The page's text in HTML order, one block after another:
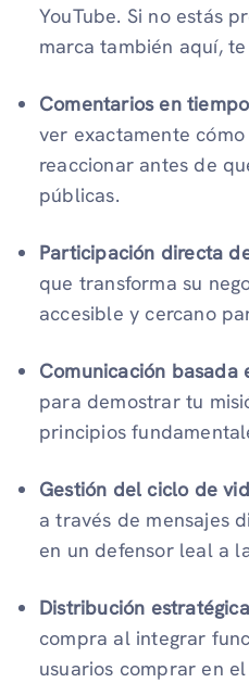
YouTube. Si no estás
marca también aquí,
Comentarios en
ver exactamente
reaccionar antes de
públicas.
Participación directa
que transforma su
accesible y cercano
Comunicación basada
para demostrar tu
principios
Gestión del ciclo de
a través de mensajes
en un defensor leal a
Distribución
compra al integrar
usuarios comprar en